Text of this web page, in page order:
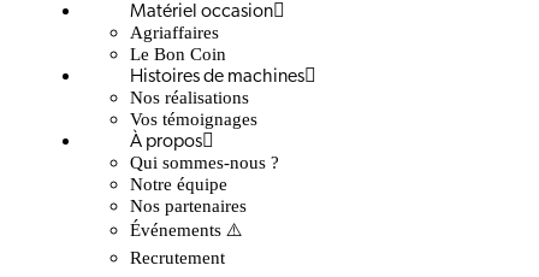
Matériel occasion
Agriaffaires
Le Bon Coin
Histoires de machines
Nos réalisations
Vos témoignages
À propos
Qui sommes-nous ?
Notre équipe
Nos partenaires
Événements ⚠️
Recrutement